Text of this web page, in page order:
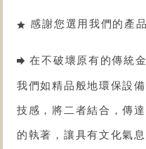
感謝您選用我們的產
在不破壞原有的傳統
我們如精品般地環保設
技感，將二者結合​，傳
的執著，讓具有文化氣